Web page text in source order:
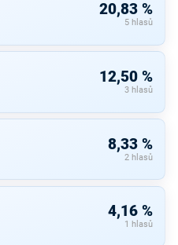
20,83 %
5 hlasů
12,50 %
3 hlasů
8,33 %
2 hlasů
4,16 %
1 hlasů